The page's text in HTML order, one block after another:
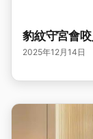
豹紋守宮會
2025年12月14日